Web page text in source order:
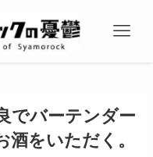
でバーテンダー
酒をいただく。